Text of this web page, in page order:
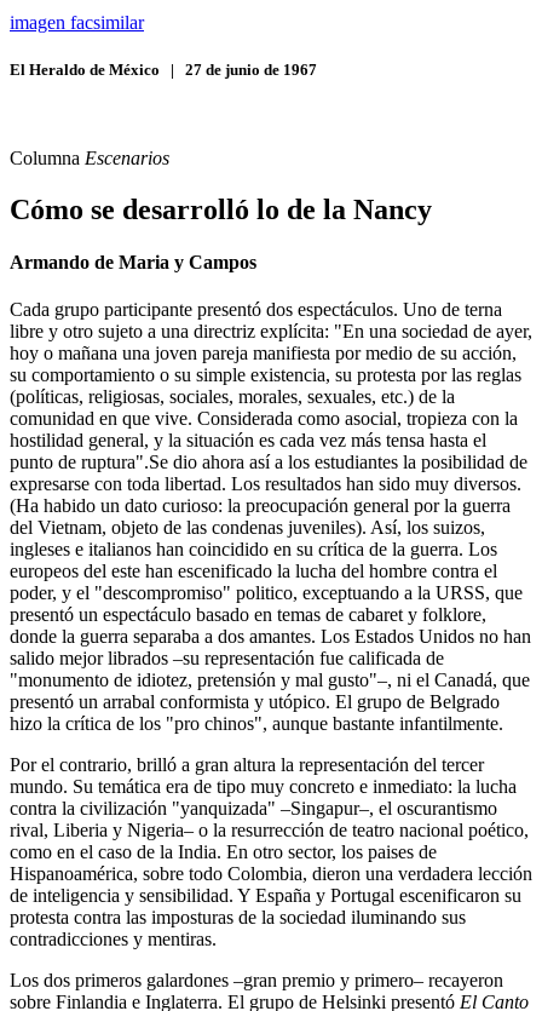
imagen facsimilar
El Heraldo de México | 27 de junio de 1967
Columna Escenarios
Cómo se desarrolló lo de la Nancy
Armando de Maria y Campos
Cada grupo participante presentó dos espectáculos. Uno de terna
libre y otro sujeto a una directriz explícita: "En una sociedad de ayer,
hoy o mañana una joven pareja manifiesta por medio de su acción,
su comportamiento o su simple existencia, su protesta por las reglas
(políticas, religiosas, sociales, morales, sexuales, etc.) de la
comunidad en que vive. Considerada como asocial, tropieza con la
hostilidad general, y la situación es cada vez más tensa hasta el
punto de ruptura".Se dio ahora así a los estudiantes la posibilidad de
expresarse con toda libertad. Los resultados han sido muy diversos.
(Ha habido un dato curioso: la preocupación general por la guerra
del Vietnam, objeto de las condenas juveniles). Así, los suizos,
ingleses e italianos han coincidido en su crítica de la guerra. Los
europeos del este han escenificado la lucha del hombre contra el
poder, y el "descompromiso" politico, exceptuando a la URSS, que
presentó un espectáculo basado en temas de cabaret y folklore,
donde la guerra separaba a dos amantes. Los Estados Unidos no han
salido mejor librados –su representación fue calificada de
"monumento de idiotez, pretensión y mal gusto"–, ni el Canadá, que
presentó un arrabal conformista y utópico. El grupo de Belgrado
hizo la crítica de los "pro chinos", aunque bastante infantilmente.
Por el contrario, brilló a gran altura la representación del tercer
mundo. Su temática era de tipo muy concreto e inmediato: la lucha
contra la civilización "yanquizada" –Singapur–, el oscurantismo
rival, Liberia y Nigeria– o la resurrección de teatro nacional poético,
como en el caso de la India. En otro sector, los paises de
Hispanoamérica, sobre todo Colombia, dieron una verdadera lección
de inteligencia y sensibilidad. Y España y Portugal escenificaron su
protesta contra las imposturas de la sociedad iluminando sus
contradicciones y mentiras.
Los dos primeros galardones –gran premio y primero– recayeron
sobre Finlandia e Inglaterra. El grupo de Helsinki presentó El Canto